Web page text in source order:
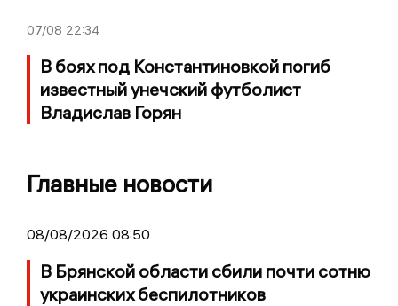
07/08 22:34
В боях под Константиновкой погиб
известный унечский футболист
Владислав Горян
Главные новости
08/08/2026 08:50
В Брянской области сбили почти сотню
украинских беспилотников